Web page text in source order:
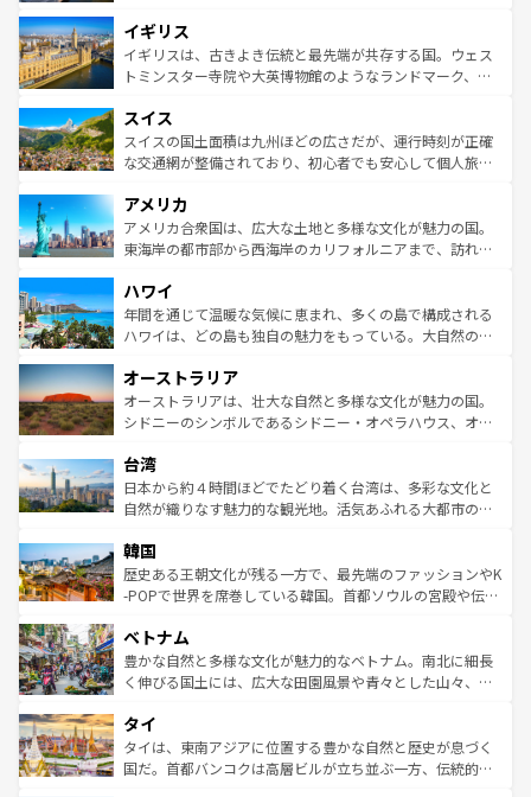
いる。シャンパンの発祥地であるランス、プロヴァンスの
香り高いラベンダー畑など、多彩な楽しみ方が可能だ。さ
らに、パリ以外の地域にも魅力が溢れており、どの街角に
れる地方に足を運ぶとそれぞれで全く異なる文化を体験で
きるだろう。 なお、新着のフランス情報はコンテンツ一覧
を参照してほしい。
顔を持つこの国は、どこを歩いても飽きることがない。ベ
ルリンの文化的活気、バイエルン州のアルプスの絶景、そ
してライン川沿いのワイン畑といった風景は必見。ビール
は、お酒好きな人にはぜひ体験してほしい。 なお、新着の
ドイツ情報はコンテンツ一覧を参照してほしい。
イギリス
イギリスは、古きよき伝統と最先端が共存する国。ウェス
トミンスター寺院や大英博物館のようなランドマーク、歴
リアごとに異なる魅力がある。また、優雅なアフタヌーン
ティー、ビール好きにはたまらない英国パブ、サッカー観
戦など、本場だからこそできる体験も豊富。イギリスを旅
ンツ一覧を参照してほしい。
スイス
スイスの国土面積は九州ほどの広さだが、運行時刻が正確
な交通網が整備されており、初心者でも安心して個人旅行
の建物がそのまま残る町や、スイスならではのユニークな
博物館もあり、アルプス観光だけでなく町歩きも満喫する
ことができる。国民の所得が高いため物価も高いが、旅行
ば市内交通費無料で観光を楽しむこともできる。 なお、新
着のスイス情報はコンテンツ一覧 を参照してほしい。
アメリカ
アメリカ合衆国は、広大な土地と多様な文化が魅力の国。
東海岸の都市部から西海岸のカリフォルニアまで、訪れる
のような巨大都市は、観光、ショッピング、エンターテイ
ンメントが詰まった刺激的なスポットだ。一方、アメリカ
西部には大自然が広がり、グランドキャニオンやイエロー
部のニューオーリンズでは、音楽と美食が融合した独特の
文化が魅力。旅行者はアメリカの各地域で異なる魅力を楽
しみながら、その多様性と豊かな歴史を感じることができ
ならではの贅沢な旅のスタイルだ。 なお、新着のアメリカ
情報はコンテンツ一覧を参照してほしい。
ハワイ
年間を通じて温暖な気候に恵まれ、多くの島で構成される
ハワイは、どの島も独自の魅力をもっている。大自然の神
ワイ島は見逃せない。また、定番の観光地といえばオアフ
島だが、静かな自然を求めるならマウイ島やカウアイ島が
おすすめ。エメラルドグリーンに輝く海をはじめ、豊かな
れるおもてなしの心で訪れる人々を迎えてくれるハワイの
人々、おいしいローカルフードやハワイアンミュージッ
ク、伝統的なフラダンスなど、すべてがハワイの魅力を彩
ワイを、存分に味わってほしい。 なお、新着のハワイ情報
はコンテンツ一覧を参照してほしい。
オーストラリア
オーストラリアは、壮大な自然と多様な文化が魅力の国。
シドニーのシンボルであるシドニー・オペラハウス、オー
リアリーフや大陸中央部にそびえるウルル（エアーズロッ
ク）、タスマニアの美しい原生林やケアンズの熱帯雨林な
ど、見どころがたくさん。また、カフェやワイン、オージ
いる。アクティビティも充実しており、サーフィンやダイ
ビング、ハイキングなど、アウトドア好きにはたまらな
い。オーストラリアの多彩な魅力を存分に味わいつくそ
参照してほしい。
台湾
日本から約４時間ほどでたどり着く台湾は、多彩な文化と
自然が織りなす魅力的な観光地。活気あふれる大都市の台
ン）、静ひつな山岳地帯である台湾東部など、都市の喧騒
と山間の静けさが共存しており、訪れる人に新しい発見と
驚きをもたらしてくれる。また、奥深い台湾の食文化も魅
容にもいいと評判のスイーツなど、バラエティ豊かな料理
が味わえる。 なお、新着の台湾情報は コンテンツ一覧を参
照してほしい。
韓国
歴史ある王朝文化が残る一方で、最先端のファッションやK
-POPで世界を席巻している韓国。首都ソウルの宮殿や伝統
き、地方に足を延ばせば四季折々の自然美を楽しむことが
できる。そして、キムチや焼肉、絶品のストリートフード
まで、さまざまな韓国料理が待っている。夜には、韓国な
リティに包まれながら、韓国の多彩な魅力を心ゆくまで味
わってみてほしい。 なお、新着の韓国情報はコンテンツ一
覧を参照してほしい。
ベトナム
豊かな自然と多様な文化が魅力的なベトナム。南北に細長
く伸びる国土には、広大な田園風景や青々とした山々、世
急速な発展と共に伝統が息づく。ハノイの古い町並みやホ
ーチミン市のフランス統治時代の建物も、独特の雰囲気を
醸し出している。また、バラエティの豊かさとおいしさで
タイ
タイは、東南アジアに位置する豊かな自然と歴史が息づく
国だ。首都バンコクは高層ビルが立ち並ぶ一方、伝統的な